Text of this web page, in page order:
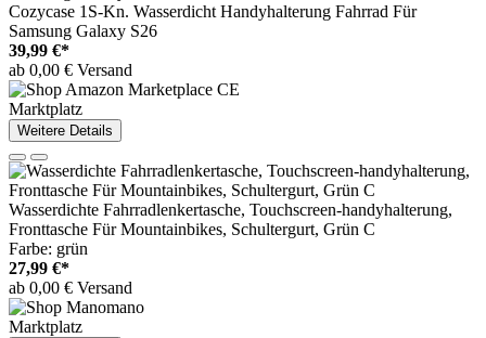
Cozycase 1S-Kn. Wasserdicht Handyhalterung Fahrrad Für
Samsung Galaxy S26
39,99 €*
ab 0,00 € Versand
Marktplatz
Weitere Details
Wasserdichte Fahrradlenkertasche, Touchscreen-handyhalterung,
Fronttasche Für Mountainbikes, Schultergurt, Grün C
Farbe: grün
27,99 €*
ab 0,00 € Versand
Marktplatz